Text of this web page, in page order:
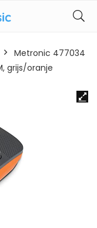
Metronic 477034
grijs/oranje